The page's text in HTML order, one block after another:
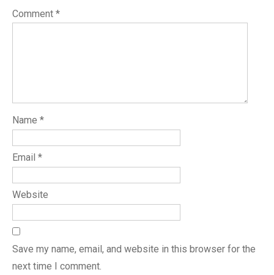
Comment *
Name *
Email *
Website
Save my name, email, and website in this browser for the
next time I comment.